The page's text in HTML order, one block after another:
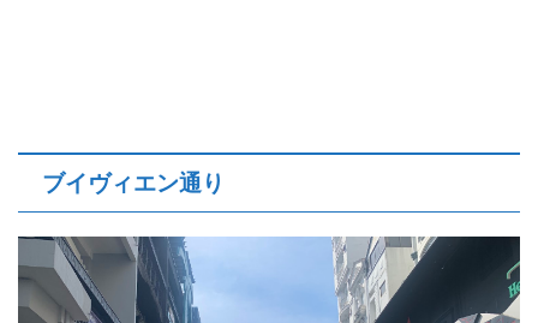
ブイヴィエン通り